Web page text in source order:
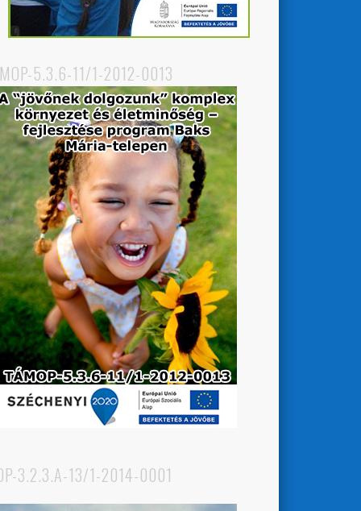
5.3.6-11/1-2012-0013
3.2.3.A-13/1-2014-0001